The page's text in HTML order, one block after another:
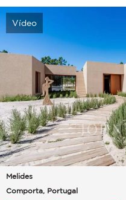
Vídeo
Melides
Comporta, Portugal